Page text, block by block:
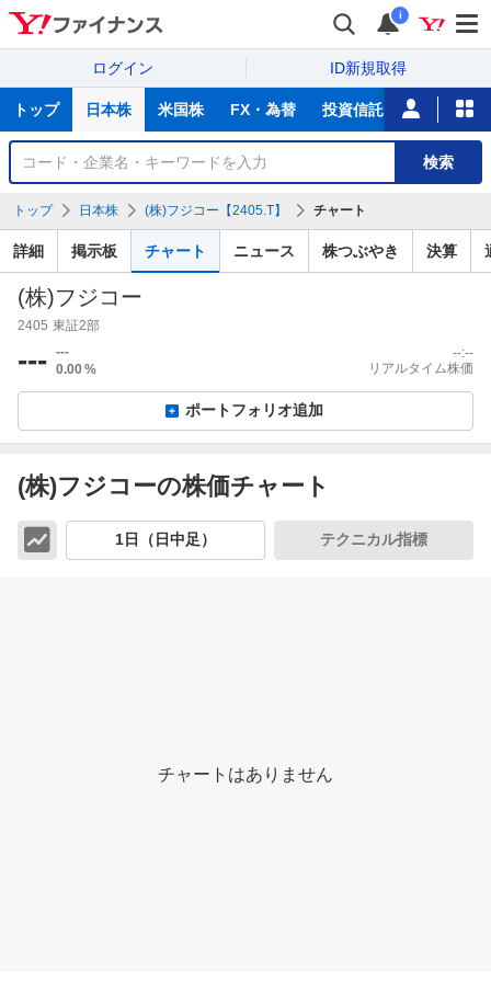
i
ログイン ID新規取得
サ
トップ 日本株 米国株 FX・為替 投資信託 ニュース
銘
検
索
検索
トップ 日本株 (株)フジコー【2405.T】 チャート
詳細 掲示板 チャート ニュース 株つぶやき 決算
(株)フジコー
2405 東証2部
--- ---
0.00%
--:--
リアルタイム株価
ポートフォリオ追加
(株)フジコーの株価チャート
1日（日中足） テクニカル指標
チャートはありません